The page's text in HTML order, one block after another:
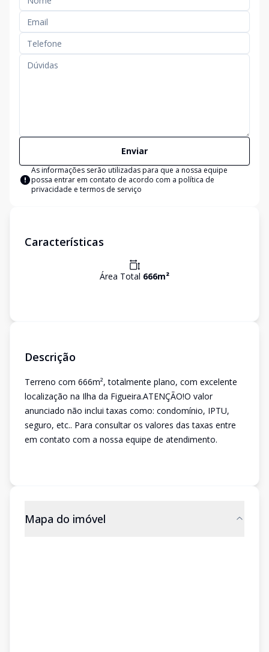
Enviar
As informações serão utilizadas para que a nossa equipe
possa entrar em contato de acordo com a política de
privacidade e termos de serviço
Características
Área Total 666m²
Descrição
Terreno com 666m², totalmente plano, com excelente
localização na Ilha da Figueira.ATENÇÃO!O valor
anunciado não inclui taxas como: condomínio, IPTU,
seguro, etc.. Para consultar os valores das taxas entre
em contato com a nossa equipe de atendimento.
Mapa do imóvel